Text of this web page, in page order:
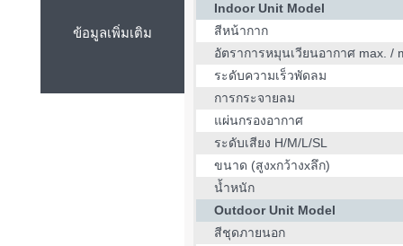
ข้อมูลเพิ่มเติม
Indoor Unit Model
สีหน้ากาก
อัตราการหมุนเวียนอากาศ max. /
ระดับความเร็วพัดลม
การกระจายลม
แผ่นกรองอากาศ
ระดับเสียง H/M/L/SL
ขนาด (สูงxกว้างxลึก)
น้ำหนัก
Outdoor Unit Model
สีชุดภายนอก